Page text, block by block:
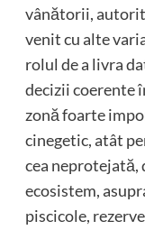
vânătorii,
venit cu alte
rolul de a livra
decizii coerente
zonă foarte
cinegetic, atât
cea neprotejată,
ecosistem,
piscicole,